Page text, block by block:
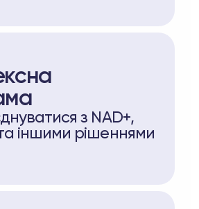
з NAD+,
іншими рішеннями